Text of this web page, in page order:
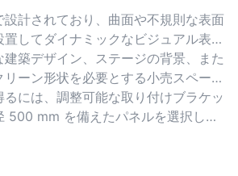
設計されており、曲面や不規則な表面
してダイナミックなビジュアル表示
建築デザイン、ステージの背景、また
ーン形状を必要とする小売スペース
には、調整可能な取り付けブラケッ
500 mm を備えたパネルを選択して